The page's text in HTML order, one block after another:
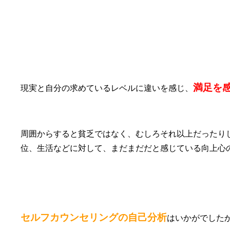
現実と自分の求めているレベルに違いを感じ、 満足を
周囲からすると貧乏ではなく、むしろそれ以上だった
位、生活などに対して、まだまだだと感じている向上心
セルフカウンセリングの自己分析はいかがでした